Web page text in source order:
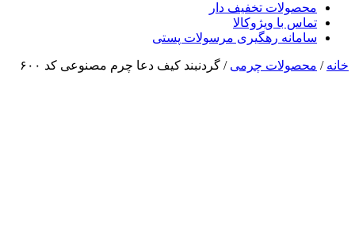
محصولات تخفیف دار
تماس با ویژوکالا
سامانه رهگیری مرسولات پستی
خانه / محصولات چرمی / گردنبند کیف دعا چرم مصنوعی کد ۶۰۰